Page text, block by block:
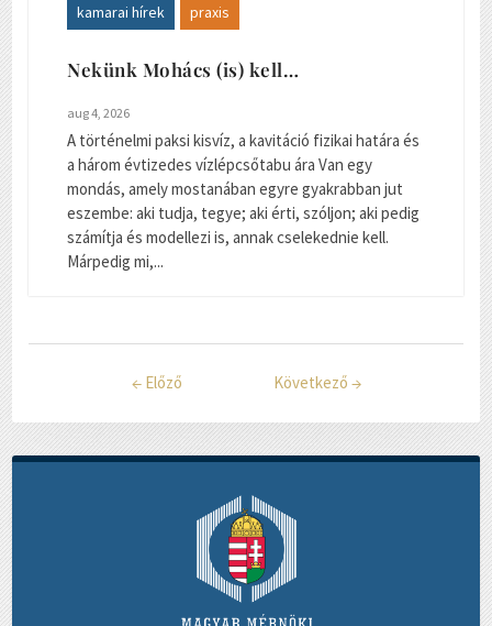
kamarai hírek praxis
Nekünk Mohács (is) kell…
aug 4, 2026
A történelmi paksi kisvíz, a kavitáció fizikai határa és
a három évtizedes vízlépcsőtabu ára Van egy
mondás, amely mostanában egyre gyakrabban jut
eszembe: aki tudja, tegye; aki érti, szóljon; aki pedig
számítja és modellezi is, annak cselekednie kell.
Márpedig mi,...
← Előző Következő →